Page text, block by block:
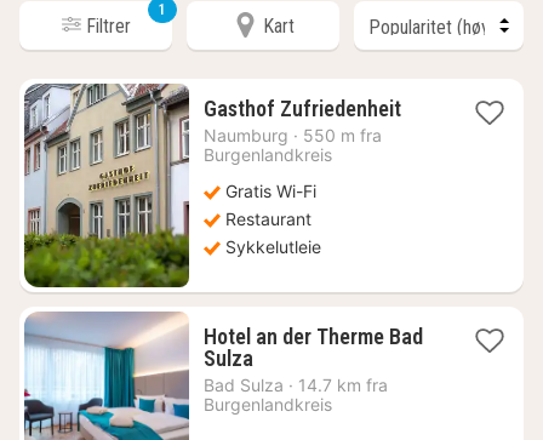
Filtrer
1
Kart
Gasthof Zufriedenheit1
Naumburg · 550 m fra
Burgenlandkreis
Gratis Wi-Fi
Restaurant
Sykkelutleie
Hotel an der Therme Bad
Sulza1
natt
fra
Bad Sulza · 14.7 km fra
Burgenlandkreis